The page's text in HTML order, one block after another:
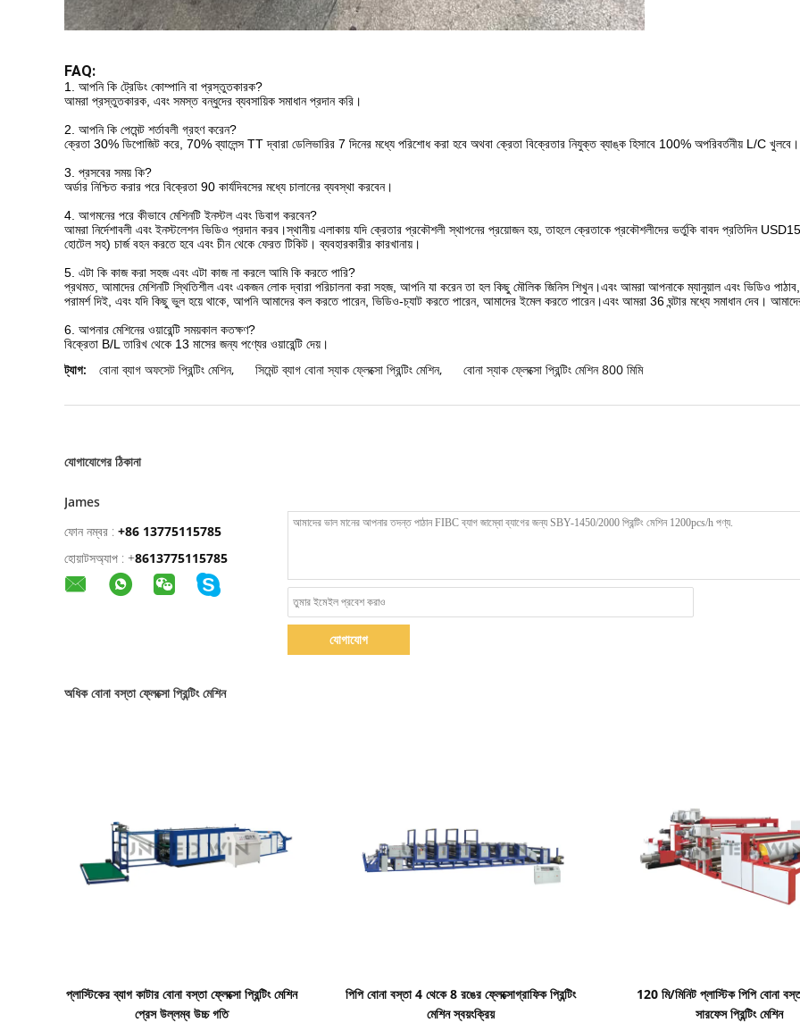
FAQ:
1. আপনি কি ট্রেডিং কোম্পানি বা প্রস্তুতকারক?
আমরা প্রস্তুতকারক, এবং সমস্ত বন্ধুদের ব্যবসায়িক সমাধান প্রদান করি।
2. আপনি কি পেমেন্ট শর্তাবলী গ্রহণ করেন?
ক্রেতা 30% ডিপোজিট করে, 70% ব্যালেন্স TT দ্বারা ডেলিভারির 7 দিনের মধ্যে পরিশোধ করা হবে অথবা ক্রেতা বিক্রেতার নিযুক্ত ব্যাঙ্ক হিসাবে 100% অপরিবর্তনীয় L/C খুলবে।
3. প্রসবের সময় কি?
অর্ডার নিশ্চিত করার পরে বিক্রেতা 90 কার্যদিবসের মধ্যে চালানের ব্যবস্থা করবেন।
4. আগমনের পরে কীভাবে মেশিনটি ইনস্টল এবং ডিবাগ করবেন?
আমরা নির্দেশাবলী এবং ইনস্টলেশন ভিডিও প্রদান করব।স্থানীয় এলাকায় যদি ক্রেতার প্রকৌশলী স্থাপনের প্রয়োজন হয়, তাহলে ক্রেতাকে প্রকৌশলীদের ভর্তুকি বাবদ প্রতিদিন
হোটেল সহ) চার্জ বহন করতে হবে এবং চীন থেকে ফেরত টিকিট। ব্যবহারকারীর কারখানায়।
5. এটা কি কাজ করা সহজ এবং এটা কাজ না করলে আমি কি করতে পারি?
প্রথমত, আমাদের মেশিনটি স্থিতিশীল এবং একজন লোক দ্বারা পরিচালনা করা সহজ, আপনি যা করেন তা হল কিছু মৌলিক জিনিস শিখুন।এবং আমরা আপনাকে ম্যানুয়াল এবং ভিডিও
পরামর্শ দিই, এবং যদি কিছু ভুল হয়ে থাকে, আপনি আমাদের কল করতে পারেন, ভিডিও-চ্যাট করতে পারেন, আমাদের ইমেল করতে পারেন।এবং আমরা 36 ঘন্টার মধ্যে সমাধান দেব।
6. আপনার মেশিনের ওয়ারেন্টি সময়কাল কতক্ষণ?
বিক্রেতা B/L তারিখ থেকে 13 মাসের জন্য পণ্যের ওয়ারেন্টি দেয়।
ট্যাগ: বোনা ব্যাগ অফসেট প্রিন্টিং মেশিন, সিমেন্ট ব্যাগ বোনা স্যাক ফ্লেক্সো প্রিন্টিং মেশিন, বোনা স্যাক ফ্লেক্সো প্রিন্টিং মেশিন 800 মিমি
যোগাযোগের ঠিকানা
James
ফোন নম্বর : +86 13775115785
হোয়াটসঅ্যাপ : +8613775115785
যোগাযোগ
অধিক বোনা বস্তা ফ্লেক্সো প্রিন্টিং মেশিন
প্লাস্টিকের ব্যাগ কাটার বোনা বস্তা ফ্লেক্সো প্রিন্টিং মেশিন
প্রেস উল্লম্ব উচ্চ গতি
পিপি বোনা বস্তা 4 থেকে 8 রঙের ফ্লেক্সোগ্রাফিক প্রিন্টিং
মেশিন স্বয়ংক্রিয়
120 মি/মিনিট প্লাস্টিক পিপি বোনা
সারফেস প্রিন্টিং মেশিন